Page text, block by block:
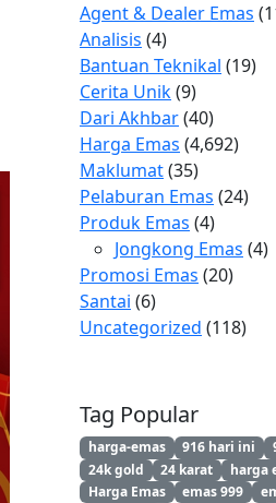
Agent & Dealer Emas
Analisis (4)
Bantuan Teknikal (19)
Cerita Unik(9)
Dari Akhbar(40)
Harga Emas (4,692)
Maklumat(35)
Pelaburan Emas (24)
Produk Emas (4)
Jongkong Emas (4)
Promosi Emas (20)
Santai (6)
Uncategorized (118)
Tag Popular
harga-emas 916 hari ini
24k gold
24 karat
harga
Harga Emas
emas 999